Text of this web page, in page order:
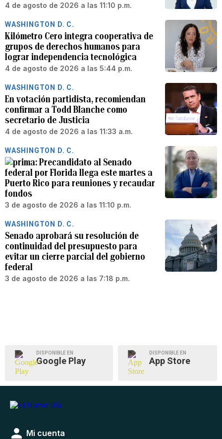
4 de agosto de 2026 a las 11:10 p.m.
WASHINGTON D. C.
Kilómetro Cero integra cooperativa de
grupos de derechos humanos para
lograr independencia tecnológica
4 de agosto de 2026 a las 5:44 p.m.
WASHINGTON D. C.
En votación partidista, recomiendan
confirmar a Todd Blanche como
secretario de Justicia
4 de agosto de 2026 a las 11:33 a.m.
WASHINGTON D. C.
Precandidato al Senado
federal por Florida llega este martes a
Puerto Rico para reuniones y recaudar
fondos
3 de agosto de 2026 a las 11:10 p.m.
WASHINGTON D. C.
Senado aprobará su resolución de
continuidad del presupuesto para
evitar un cierre parcial del gobierno
federal
3 de agosto de 2026 a las 7:18 p.m.
DISPONIBLE EN
Google Play
DISPONIBLE EN
App Store
Mi cuenta